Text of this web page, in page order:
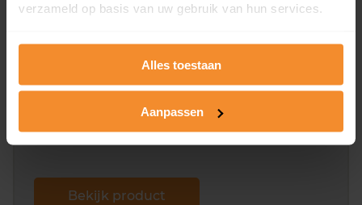
verzameld op basis van uw gebruik van hun services.
Alles toestaan
Aanpassen
Een uitgebreid overzicht van het perceel en
dit inclusief de luchtfoto!
Bekijk product